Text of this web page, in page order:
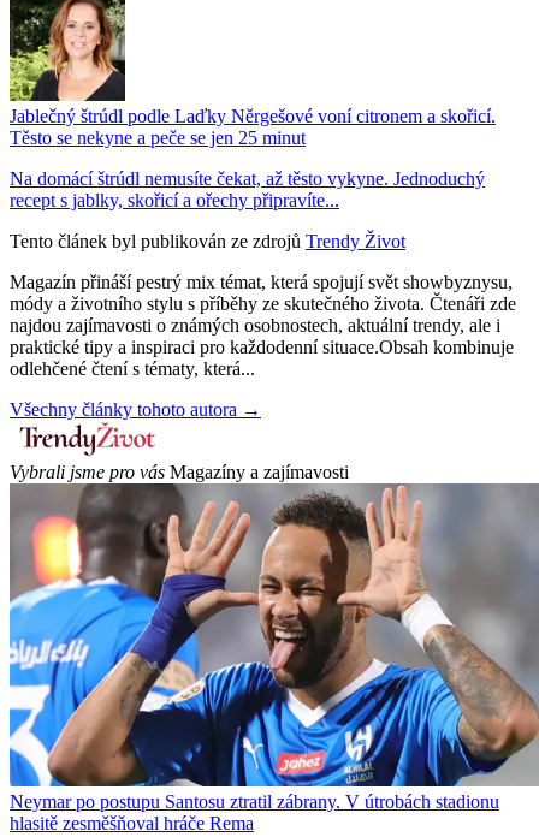
Jablečný štrúdl podle Laďky Něrgešové voní citronem a skořicí.
Těsto se nekyne a peče se jen 25 minut
Na domácí štrúdl nemusíte čekat, až těsto vykyne. Jednoduchý
recept s jablky, skořicí a ořechy připravíte...
Tento článek byl publikován ze zdrojů Trendy Život
Magazín přináší pestrý mix témat, která spojují svět showbyznysu,
módy a životního stylu s příběhy ze skutečného života. Čtenáři zde
najdou zajímavosti o známých osobnostech, aktuální trendy, ale i
praktické tipy a inspiraci pro každodenní situace.Obsah kombinuje
odlehčené čtení s tématy, která...
Všechny články tohoto autora →
Vybrali jsme pro vás Magazíny a zajímavosti
Neymar po postupu Santosu ztratil zábrany. V útrobách stadionu
hlasitě zesměšňoval hráče Rema